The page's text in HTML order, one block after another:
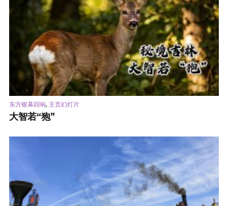
东方银幕回响, 主页幻灯片
大智若“狍”